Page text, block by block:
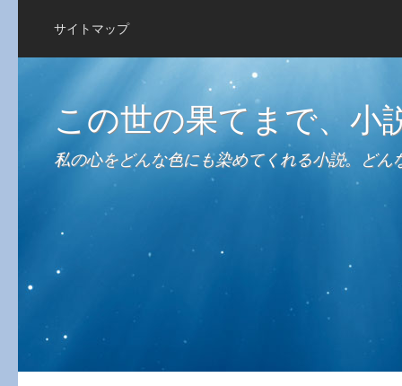
サイトマップ
この世の果てまで、小
私の心をどんな色にも染めてくれる小説。ど